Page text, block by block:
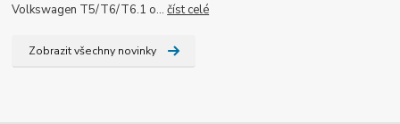
Volkswagen T5/T6/T6.1 o...číst celé
Zobrazit všechny novinky